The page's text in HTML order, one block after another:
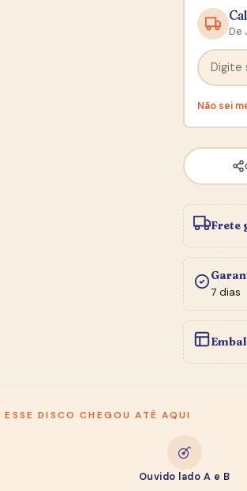
De
Não sei
Frete
7 dias
DISCO CHEGOU ATÉ AQUI
Ouvido lado A e B
pra usar na sua primeira compra